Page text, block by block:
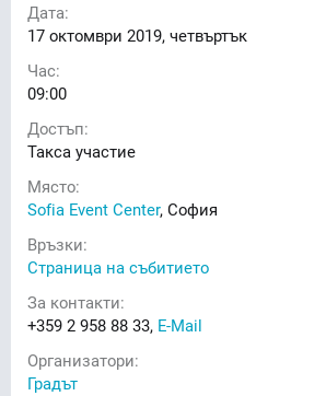
Дата:
17 октомври 2019, четвъртък
Час:
09:00
Достъп:
Такса участие
Място:
Sofia Event Center, София
Връзки:
Страница на събитието
За контакти:
+359 2 958 88 33, E-Mail
Организатори:
Градът